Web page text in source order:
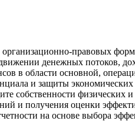
организационно-правовых
денежных потоков,
в области основной,
и защиты экономических
собственности физических
и получения оценки
на основе выбора